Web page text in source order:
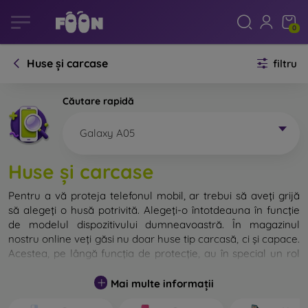
0
Huse și carcase filtru
Căutare rapidă
Galaxy A05
Huse și carcase
Pentru a vă proteja telefonul mobil, ar trebui să aveți grijă
să alegeți o husă potrivită. Alegeți-o întotdeauna în funcție
de modelul dispozitivului dumneavoastră. În magazinul
nostru online veți găsi nu doar huse tip carcasă, ci și capace.
Acestea, pe lângă funcția de protecție, au în special un rol
Capacul pentru telefon poate fi numit și capac posterior.
Mai multe informații